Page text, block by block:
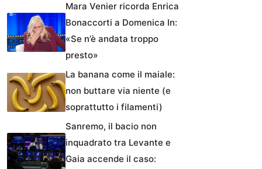
Mara Venier ricorda Enrica
Bonaccorti a Domenica In:
«Se n’è andata troppo
presto»
La banana come il maiale:
non buttare via niente (e
soprattutto i filamenti)
Sanremo, il bacio non
inquadrato tra Levante e
Gaia accende il caso: